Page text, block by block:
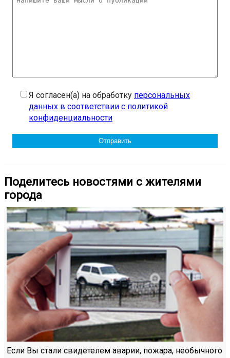
Я согласен(а) на обработку персональных
данных в соответствии с политикой
конфиденциальности
Поделитесь новостями с жителями
города
Если Вы стали свидетелем аварии, пожара, необычного